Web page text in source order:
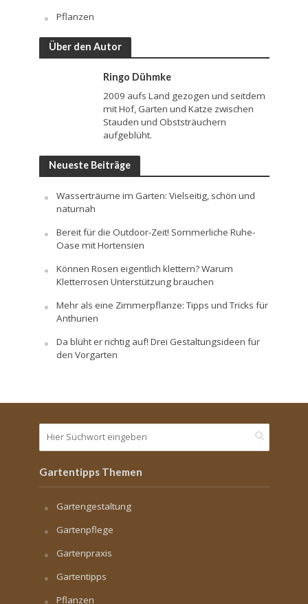
Pflanzen
Über den Autor
Ringo Dühmke
2009 aufs Land gezogen und seitdem
mit Hof, Garten und Katze zwischen
Stauden und Obststräuchern
aufgeblüht.
Neueste Beiträge
Wasserträume im Garten: Vielseitig, schön und
naturnah
Bereit für die Outdoor-Zeit! Sommerliche Ruhe-
Oase mit Hortensien
Können Rosen eigentlich klettern? Warum
Kletterrosen Unterstützung brauchen
Mehr als eine Zimmerpflanze: Tipps und Tricks für
Anthurien
Da blüht er richtig auf! Drei Gestaltungsideen für
den Vorgarten
Gartentipps Themen
Gartengestaltung
Gartenpflege
Gartenpraxis
Gartentipps
Pflanzen